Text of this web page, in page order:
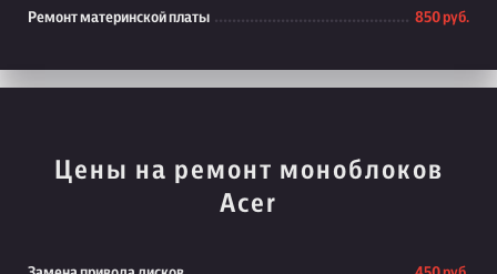
Ремонт материнской платы 850 руб.
Цены на ремонт моноблоков
Acer